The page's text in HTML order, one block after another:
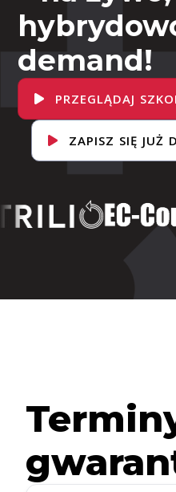
demand!
PRZEGLĄDAJ
ZAPISZ SIĘ JUŻ